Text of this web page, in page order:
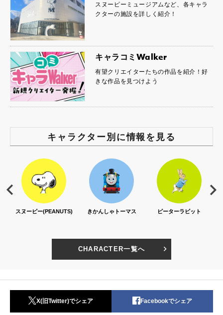
スヌーピーミュージアムなど、各キャラ
クターの施設を詳しく紹介！
キャラコミWalker
有望クリエイターたちの作品を紹介！好
きな作品を見つけよう
キャラクター別に情報を見る
スヌーピー(PEANUTS) きかんしゃトーマス ピーターラビット
CHARACTER一覧へ
X(旧Twitter)でシェア Facebookでシェア